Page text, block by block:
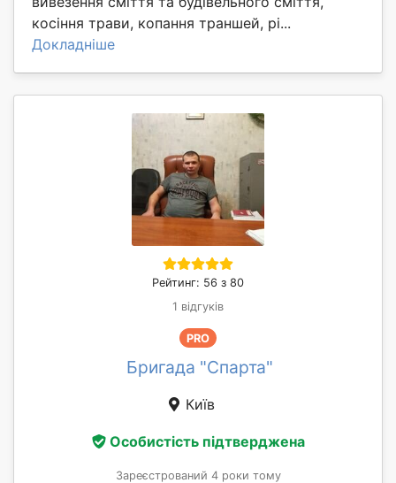
косіння трави, копання траншей, рі...
Докладніше
Рейтинг: 56 з 80
1 відгуків
PRO
Бригада "Спарта"
Київ
Особистість підтверджена
Зареєстрований 4 роки тому